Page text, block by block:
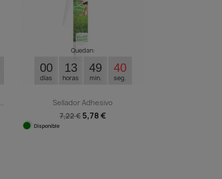
Quedan:
00
días
13
horas
49
min.
39
seg.
Sellador Adhesivo
7,22 €5,78 €
Disponible